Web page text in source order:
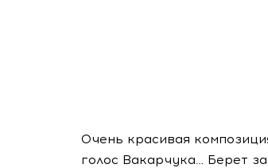
Очень красивая
голос Вакарчука… Берет